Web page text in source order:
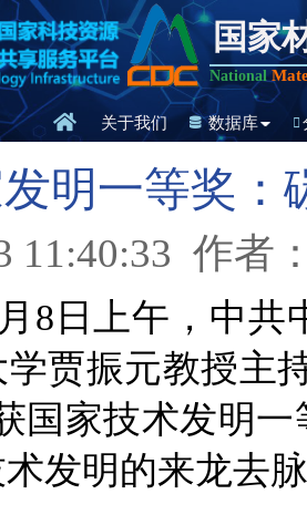
国家
National
关于我们 数据库
明一等奖：
11:40:33 作者
8日上午，中共
贾振元教授主
国家技术发明
发明的来龙去